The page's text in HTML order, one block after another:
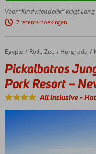
Luxe
kamers,
suites
en
Kermis met
reuzenrad
en
botsauto's?
Check!
Voor “Kindvriendelijk” krijgt
7 recente boekingen
Home
Egypte Rode Zee Hurghada
Pickalbatros Jungle Aqua Park Resort – Neverland
Pickalbatros
Park Resort –
All Inclusive-